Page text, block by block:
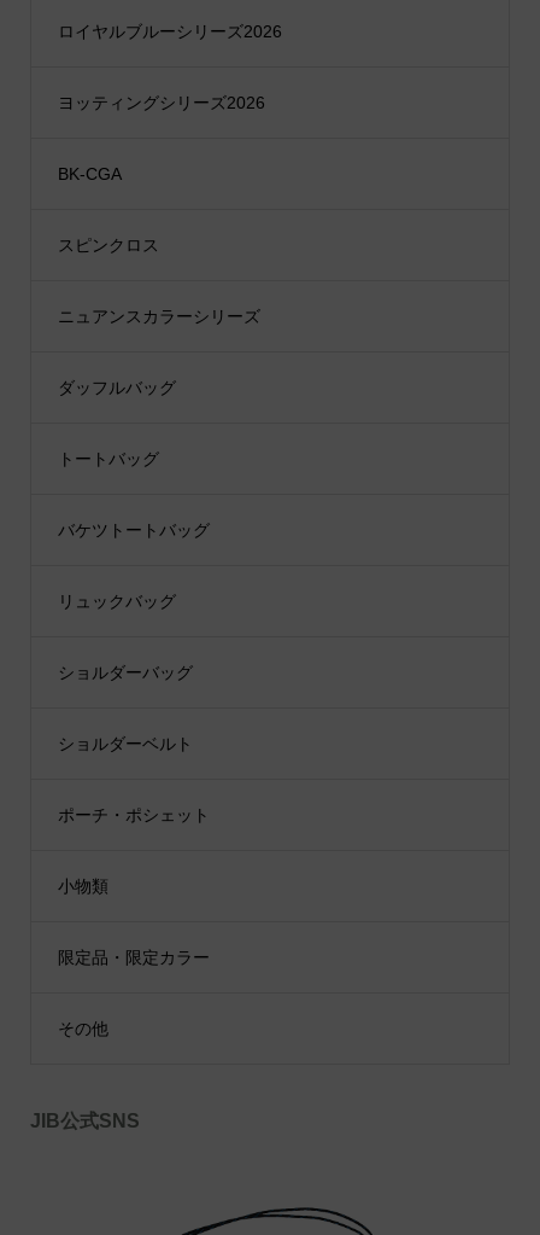
ロイヤルブルーシリーズ2026
ヨッティングシリーズ2026
BK-CGA
スピンクロス
ニュアンスカラーシリーズ
ダッフルバッグ
トートバッグ
バケツトートバッグ
リュックバッグ
ショルダーバッグ
ショルダーベルト
ポーチ・ポシェット
小物類
限定品・限定カラー
その他
JIB公式SNS